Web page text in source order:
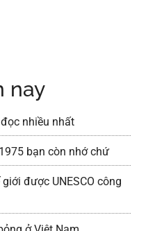
nay
nhiều nhất
bạn còn nhớ chứ
được UNESCO công